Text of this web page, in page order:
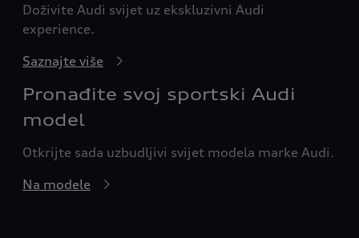
Doživite Audi svijet uz ekskluzivni Audi
experience.
Saznajte više
Pronađite svoj sportski Audi
model
Otkrijte sada uzbudljivi svijet modela marke Audi.
Na modele